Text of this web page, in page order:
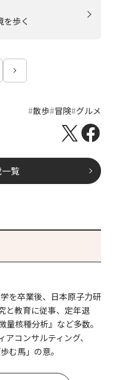
歩く
散歩 冒険 グルメ
覧
を卒業後、日本原子力研
と教育に従事、定年退
核種分析』など多数。
コンサルティング、
む馬」の意。